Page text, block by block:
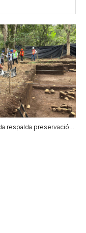
Estela de Coatepec y propone crear un museo para resguardar el hallazgo